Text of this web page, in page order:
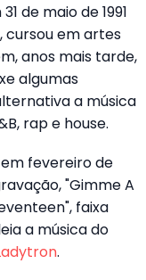
de maio de 1991
cursou em artes
anos mais tarde,
algumas
a música
rap e house.
em fevereiro de
"Gimme A
faixa
a música do
.